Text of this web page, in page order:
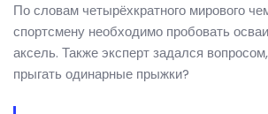
По словам четырёхкратного мирового
спортсмену необходимо пробовать
аксель. Также эксперт задался
прыгать одинарные прыжки?